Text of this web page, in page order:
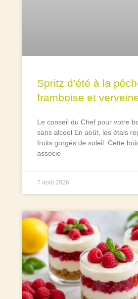
Spritz d’été à la
framboise et
Le conseil du Chef pour votre
sans alcool En août, les étals
fruits gorgés de soleil. Cette
associe
7 août 2026